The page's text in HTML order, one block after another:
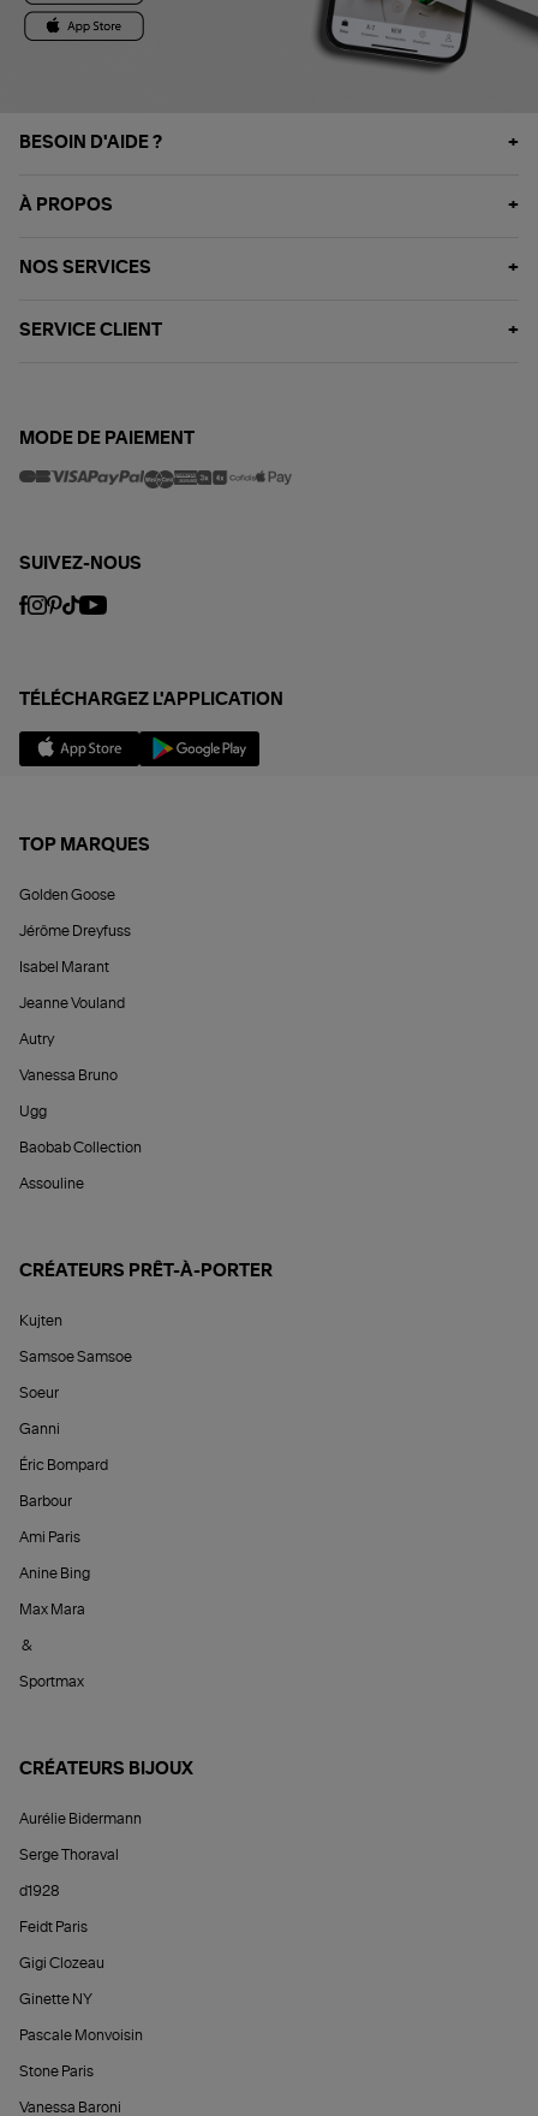
BESOIN D'AIDE ?
À PROPOS
NOS SERVICES
SERVICE CLIENT
MODE DE PAIEMENT
SUIVEZ-NOUS
TÉLÉCHARGEZ L'APPLICATION
TOP MARQUES
Golden Goose
Jérôme Dreyfuss
Isabel Marant
Jeanne Vouland
Autry
Vanessa Bruno
Ugg
Baobab Collection
Assouline
CRÉATEURS PRÊT-À-PORTER
Kujten
Samsoe Samsoe
Soeur
Ganni
Éric Bompard
Barbour
Ami Paris
Anine Bing
Max Mara
&
Sportmax
CRÉATEURS BIJOUX
Aurélie Bidermann
Serge Thoraval
d1928
Feidt Paris
Gigi Clozeau
Ginette NY
Pascale Monvoisin
Stone Paris
Vanessa Baroni